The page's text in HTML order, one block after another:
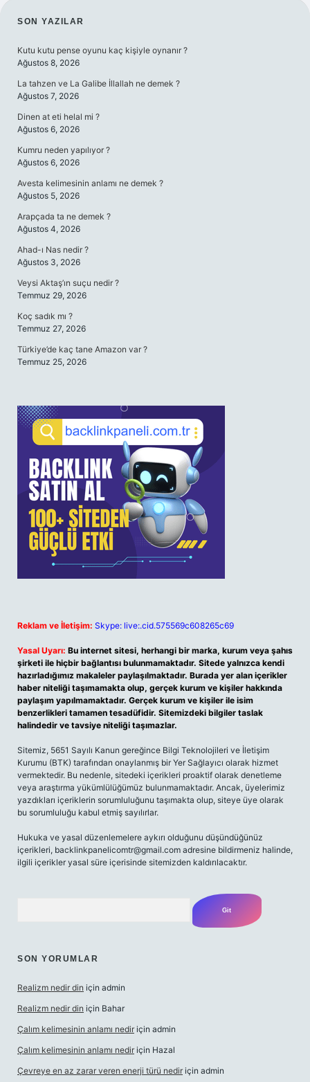
SIDEBAR
SON YAZILAR
Kutu kutu pense oyunu kaç kişiyle oynanır ?
Ağustos 8, 2026
La tahzen ve La Galibe İllallah ne demek ?
Ağustos 7, 2026
Dinen at eti helal mi ?
Ağustos 6, 2026
Kumru neden yapılıyor ?
Ağustos 6, 2026
Avesta kelimesinin anlamı ne demek ?
Ağustos 5, 2026
Arapçada ta ne demek ?
Ağustos 4, 2026
Ahad-ı Nas nedir ?
Ağustos 3, 2026
Veysi Aktaş’ın suçu nedir ?
Temmuz 29, 2026
Koç sadık mı ?
Temmuz 27, 2026
Türkiye’de kaç tane Amazon var ?
Temmuz 25, 2026
Reklam ve İletişim: Skype: live:.cid.575569c608265c69
Yasal Uyarı: Bu internet sitesi, herhangi bir marka, kurum veya şahıs
şirketi ile hiçbir bağlantısı bulunmamaktadır. Sitede yalnızca kendi
hazırladığımız makaleler paylaşılmaktadır. Burada yer alan içerikler
haber niteliği taşımamakta olup, gerçek kurum ve kişiler hakkında
paylaşım yapılmamaktadır. Gerçek kurum ve kişiler ile isim
benzerlikleri tamamen tesadüfidir. Sitemizdeki bilgiler taslak
halindedir ve tavsiye niteliği taşımazlar.
Sitemiz, 5651 Sayılı Kanun gereğince Bilgi Teknolojileri ve İletişim
Kurumu (BTK) tarafından onaylanmış bir Yer Sağlayıcı olarak hizmet
vermektedir. Bu nedenle, sitedeki içerikleri proaktif olarak denetleme
veya araştırma yükümlülüğümüz bulunmamaktadır. Ancak, üyelerimiz
yazdıkları içeriklerin sorumluluğunu taşımakta olup, siteye üye olarak
bu sorumluluğu kabul etmiş sayılırlar.
Hukuka ve yasal düzenlemelere aykırı olduğunu düşündüğünüz
içerikleri, backlinkpanelicomtr@gmail.com adresine bildirmeniz halinde,
ilgili içerikler yasal süre içerisinde sitemizden kaldırılacaktır.
SON YORUMLAR
Realizm nedir din için admin
Realizm nedir din için Bahar
Çalım kelimesinin anlamı nedir için admin
Çalım kelimesinin anlamı nedir için Hazal
Çevreye en az zarar veren enerji türü nedir için admin